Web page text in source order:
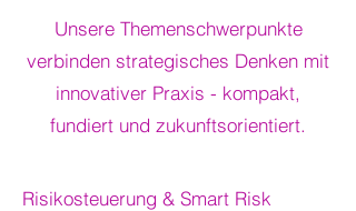
Systeme die
Zukunft der
Bau- und
Immobilienwi
rtschaft
Unsere Themenschwerpunkte
verbinden strategisches Denken mit
innovativer Praxis - kompakt,
fundiert und zukunftsorientiert.​
Risikosteuerung & Smart Risk